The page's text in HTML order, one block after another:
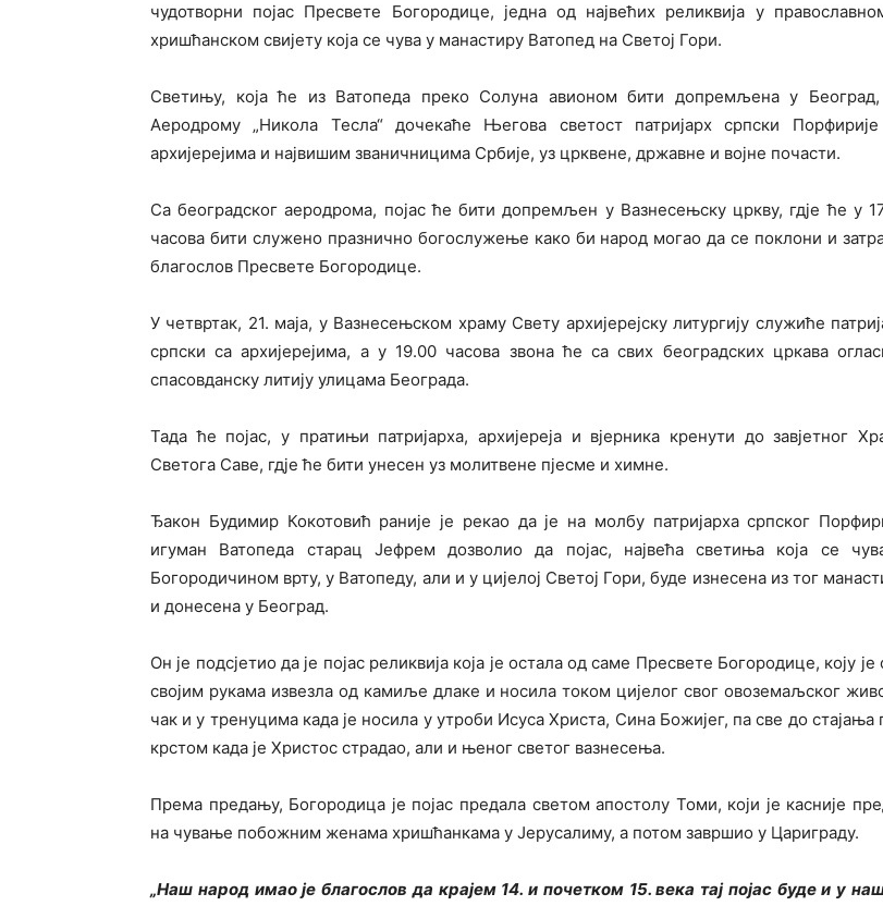
чудотворни појас Пресвете Богородице, једна од највећих реликвија у
хришћанском свијету која се чува у манастиру Ватопед на Светој Гори.
Светињу, која ће из Ватопеда преко Солуна авионом бити допремљена у
Аеродрому „Никола Тесла“ дочекаће Његова светост патријарх српски
архијерејима и највишим званичницима Србије, уз црквене, државне и војне почасти.
Са београдског аеродрома, појас ће бити допремљен у Вазнесењску цркву, гдје ће у
часова бити служено празнично богослужење како би народ могао да се поклони и
благослов Пресвете Богородице.
У четвртак, 21. маја, у Вазнесењском храму Свету архијерејску литургију служиће
српски са архијерејима, а у 19.00 часова звона ће са свих београдских цркава
спасовданску литију улицама Београда.
Тада ће појас, у пратињи патријарха, архијереја и вјерника кренути до завјетног
Светога Саве, гдје ће бити унесен уз молитвене пјесме и химне.
Ђакон Будимир Кокотовић раније је рекао да је на молбу патријарха српског
игуман Ватопеда старац Јефрем дозволио да појас, највећа светиња која се
Богородичином врту, у Ватопеду, али и у цијелој Светој Гори, буде изнесена из тог
и донесена у Београд.
Он је подсјетио да је појас реликвија која је остала од саме Пресвете Богородице, коју је
својим рукама извезла од камиље длаке и носила током цијелог свог овоземаљског
чак и у тренуцима када је носила у утроби Исуса Христа, Сина Божијег, па све до стајања
крстом када је Христос страдао, али и њеног светог вазнесења.
Према предању, Богородица је појас предала светом апостолу Томи, који је касније
на чување побожним женама хришћанкама у Јерусалиму, а потом завршио у Цариграду.
„Наш народ имао је благослов да крајем 14. и почетком 15. века тај појас буде и у